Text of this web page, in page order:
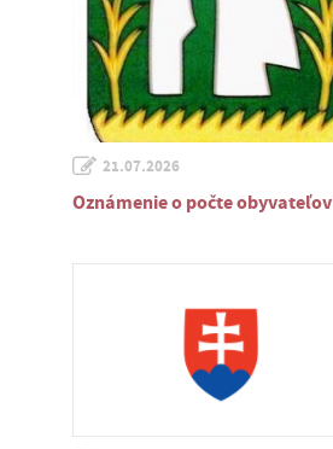
21.07.2026
Oznámenie o počte obyvateľov